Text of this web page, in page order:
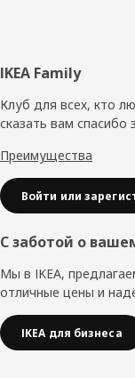
Нижний
колонтитул
IKEA Family
Клуб для всех, кто
сказать вам спасибо
Преимущества
Войти или
С заботой о
Мы в IKEA,
отличные цены и
IKEA для бизнеса